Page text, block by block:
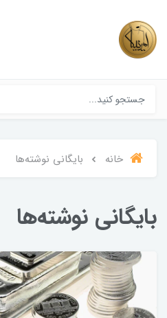
خانه بایگانی نوشته‌ها
بایگانی نوشته‌ها